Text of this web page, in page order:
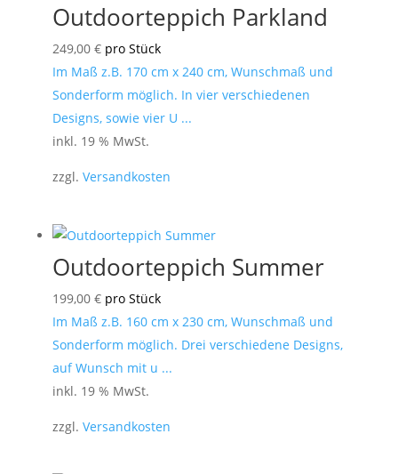
Outdoorteppich Parkland
249,00 € pro Stück
Im Maß z.B. 170 cm x 240 cm, Wunschmaß und
Sonderform möglich. In vier verschiedenen
Designs, sowie vier U ...
inkl. 19 % MwSt.
zzgl. Versandkosten
Outdoorteppich Summer
199,00 € pro Stück
Im Maß z.B. 160 cm x 230 cm, Wunschmaß und
Sonderform möglich. Drei verschiedene Designs,
auf Wunsch mit u ...
inkl. 19 % MwSt.
zzgl. Versandkosten